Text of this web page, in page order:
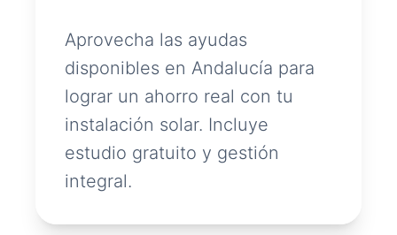
Aprovecha las ayudas
disponibles en Andalucía para
lograr un ahorro real con tu
instalación solar. Incluye
estudio gratuito y gestión
integral.